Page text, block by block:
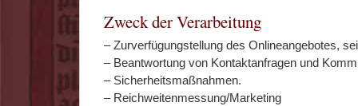
Zweck der Verarbeitung
– Zurverfügungstellung des Onlineangebotes,
– Beantwortung von Kontaktanfragen und
– Sicherheitsmaßnahmen.
– Reichweitenmessung/Marketing